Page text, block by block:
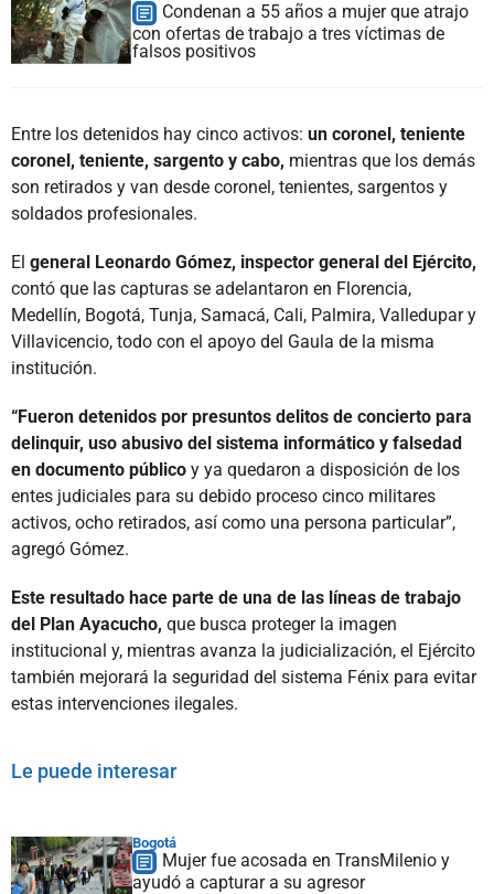
Condenan a 55 años a mujer que atrajo
con ofertas de trabajo a tres víctimas de
falsos positivos
Entre los detenidos hay cinco activos: un coronel, teniente
coronel, teniente, sargento y cabo, mientras que los demás
son retirados y van desde coronel, tenientes, sargentos y
soldados profesionales.
El general Leonardo Gómez, inspector general del Ejército,
contó que las capturas se adelantaron en Florencia,
Medellín, Bogotá, Tunja, Samacá, Cali, Palmira, Valledupar y
Villavicencio, todo con el apoyo del Gaula de la misma
institución.
“Fueron detenidos por presuntos delitos de concierto para
delinquir, uso abusivo del sistema informático y falsedad
en documento público y ya quedaron a disposición de los
entes judiciales para su debido proceso cinco militares
activos, ocho retirados, así como una persona particular”,
agregó Gómez.
Este resultado hace parte de una de las líneas de trabajo
del Plan Ayacucho, que busca proteger la imagen
institucional y, mientras avanza la judicialización, el Ejército
también mejorará la seguridad del sistema Fénix para evitar
estas intervenciones ilegales.
Le puede interesar
Bogotá
Mujer fue acosada en TransMilenio y
ayudó a capturar a su agresor